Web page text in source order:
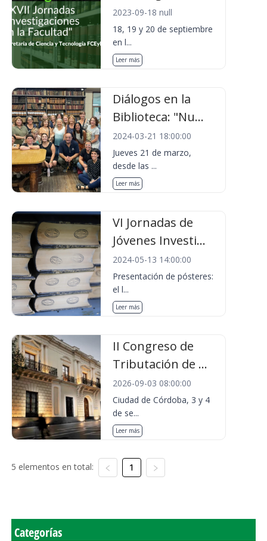
2023-09-18 null
18, 19 y 20 de septiembre
en l...
Leer más
Diálogos en la
Biblioteca: "Nu...
2024-03-21 18:00:00
Jueves 21 de marzo,
desde las ...
Leer más
VI Jornadas de
Jóvenes Investi...
2024-05-13 14:00:00
Presentación de pósteres:
el l...
Leer más
II Congreso de
Tributación de ...
2026-09-03 08:00:00
Ciudad de Córdoba, 3 y 4
de se...
Leer más
5 elementos en total: 1
Categorías